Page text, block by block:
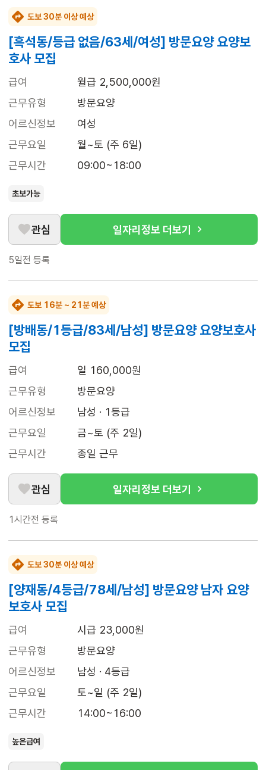
도보 30분 이상 예상
[흑석동/등급 없음/63세/여성] 방문요양 요양보
호사 모집
급여
월급 2,500,000원
근무유형
방문요양
어르신정보
여성
근무요일
월~토 (주 6일)
근무시간
09:00~18:00
초보가능
관심 일자리정보 더보기
5일전 등록
도보 16분 ~ 21분 예상
[방배동/1등급/83세/남성] 방문요양 요양보호사
모집
급여
일 160,000원
근무유형
방문요양
어르신정보
남성 · 1등급
근무요일
금~토 (주 2일)
근무시간
종일 근무
관심 일자리정보 더보기
1시간전 등록
도보 30분 이상 예상
[양재동/4등급/78세/남성] 방문요양 남자 요양
보호사 모집
급여
시급 23,000원
근무유형
방문요양
어르신정보
남성 · 4등급
근무요일
토~일 (주 2일)
근무시간
14:00~16:00
높은급여